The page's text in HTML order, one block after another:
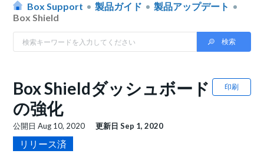
Box Support 製品ガイド
製品アップデート
Box Shield
印刷
Box Shieldダッシュボード
の強化
公開日Aug 10, 2020 更新日Sep 1, 2020
リリース済